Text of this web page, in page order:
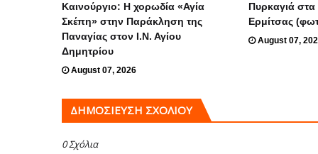
Καινούργιο: Η χορωδία «Αγία
Σκέπη» στην Παράκληση της
Παναγίας στον Ι.Ν. Αγίου
Δημητρίου
August 07, 2026
Πυρκαγιά στα
Ερμίτσας
August 07,
ΔΗΜΟΣΊΕΥΣΗ ΣΧΟΛΊΟΥ
0 Σχόλια